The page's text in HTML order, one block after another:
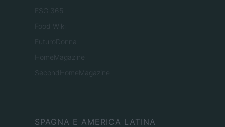
ESG 365
Food Wiki
FuturoDonna
HomeMagazine
SecondHomeMagazine
SPAGNA E AMERICA LATINA